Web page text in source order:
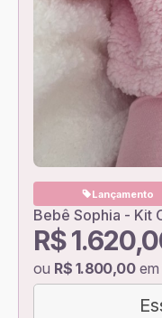
Lançamento
Bebê Sophia - Kit
R$
ou R$ 1.800,00em